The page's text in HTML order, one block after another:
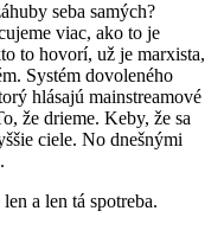
seba samých?
viac, ako to je
to hovorí, už je marxista,
Systém dovoleného
hlásajú mainstreamové
že drieme. Keby, že sa
ciele. No dnešnými
a len tá spotreba.